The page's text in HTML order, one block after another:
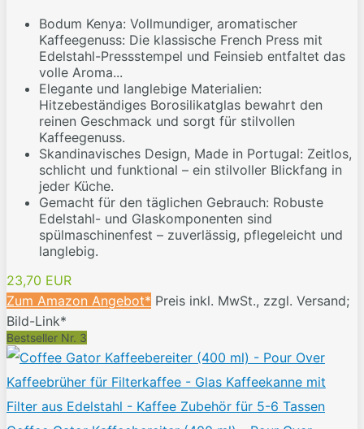
Bodum Kenya: Vollmundiger, aromatischer
Kaffeegenuss: Die klassische French Press mit
Edelstahl-Pressstempel und Feinsieb entfaltet das
volle Aroma...
Elegante und langlebige Materialien:
Hitzebeständiges Borosilikatglas bewahrt den
reinen Geschmack und sorgt für stilvollen
Kaffeegenuss.
Skandinavisches Design, Made in Portugal: Zeitlos,
schlicht und funktional – ein stilvoller Blickfang in
jeder Küche.
Gemacht für den täglichen Gebrauch: Robuste
Edelstahl- und Glaskomponenten sind
spülmaschinenfest – zuverlässig, pflegeleicht und
langlebig.
23,70 EUR
Zum Amazon Angebot* Preis inkl. MwSt., zzgl. Versand;
Bild-Link*
Bestseller Nr. 3